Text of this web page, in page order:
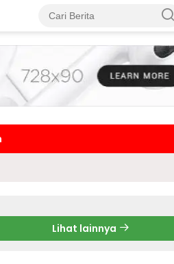
Lihat lainnya